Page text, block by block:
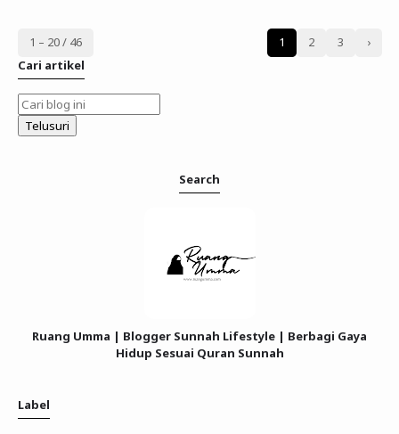
1 – 20 / 46 1 2 3
›
Cari artikel
Search
Ruang Umma | Blogger Sunnah Lifestyle | Berbagi Gaya
Hidup Sesuai Quran Sunnah
Label